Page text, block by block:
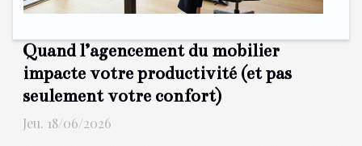
Quand l’agencement du mobilier
impacte votre productivité (et pas
seulement votre confort)
Jeu. 18/06/2026